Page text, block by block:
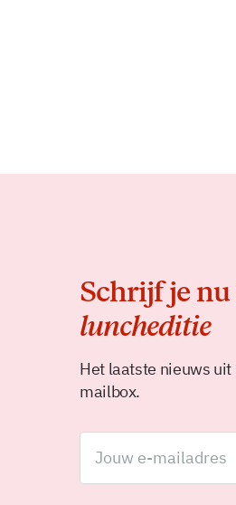
Schrijf je nu
luncheditie
Het laatste nieuws uit
mailbox.